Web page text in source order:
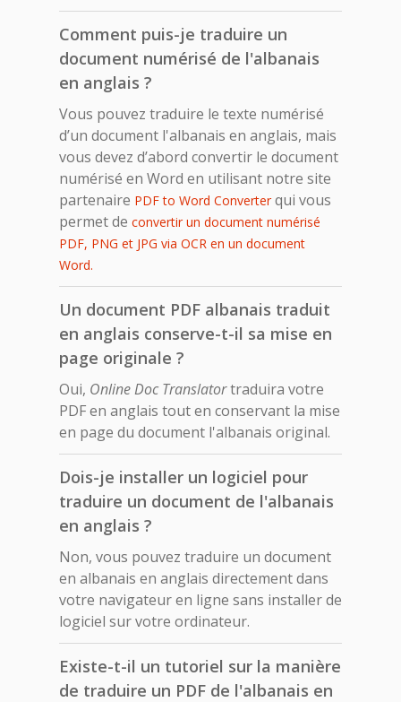
Comment puis-je traduire un
document numérisé de l'albanais
en anglais ?
Vous pouvez traduire le texte numérisé
d’un document l'albanais en anglais, mais
vous devez d’abord convertir le document
numérisé en Word en utilisant notre site
partenaire PDF to Word Converterqui vous
permet de convertir un document numérisé
PDF, PNG et JPG via OCR en un document
Word.
Un document PDF albanais traduit
en anglais conserve-t-il sa mise en
page originale ?
Oui, Online Doc Translatortraduira votre
PDF en anglais tout en conservant la mise
en page du document l'albanais original.
Dois-je installer un logiciel pour
traduire un document de l'albanais
en anglais ?
Non, vous pouvez traduire un document
en albanais en anglais directement dans
votre navigateur en ligne sans installer de
logiciel sur votre ordinateur.
Existe-t-il un tutoriel sur la manière
de traduire un PDF de l'albanais en